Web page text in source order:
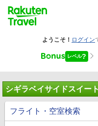
シギラベイサイドスイ
フライト・空室検索